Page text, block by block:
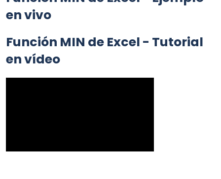
en vivo
Función MIN de Excel - Tutorial
en vídeo